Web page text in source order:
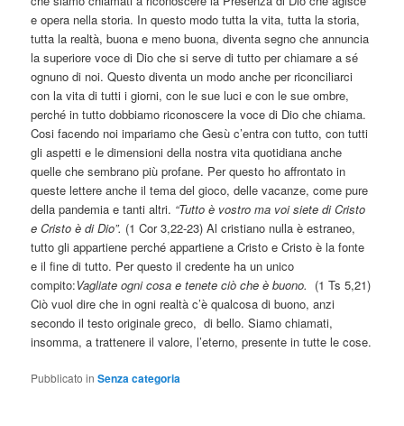
e opera nella storia. In questo modo tutta la vita, tutta la storia,
tutta la realtà, buona e meno buona, diventa segno che annuncia
la superiore voce di Dio che si serve di tutto per chiamare a sé
ognuno di noi. Questo diventa un modo anche per riconciliarci
con la vita di tutti i giorni, con le sue luci e con le sue ombre,
perché in tutto dobbiamo riconoscere la voce di Dio che chiama.
Cosi facendo noi impariamo che Gesù c’entra con tutto, con tutti
gli aspetti e le dimensioni della nostra vita quotidiana anche
quelle che sembrano più profane. Per questo ho affrontato in
queste lettere anche il tema del gioco, delle vacanze, come pure
della pandemia e tanti altri. “Tutto è vostro ma voi siete di Cristo
e Cristo è di Dio”. (1 Cor 3,22-23) Al cristiano nulla è estraneo,
tutto gli appartiene perché appartiene a Cristo e Cristo è la fonte
e il fine di tutto. Per questo il credente ha un unico
compito:Vagliate ogni cosa e tenete ciò che è buono. (1 Ts 5,21)
Ciò vuol dire che in ogni realtà c’è qualcosa di buono, anzi
secondo il testo originale greco, di bello. Siamo chiamati,
insomma, a trattenere il valore, l’eterno, presente in tutte le cose.
Pubblicato in Senza categoria